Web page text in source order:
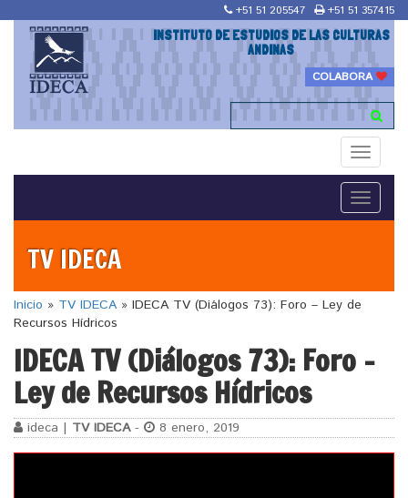
+51 51 205547 +51 51 357415
INSTITUTO DE ESTUDIOS DE LAS CULTURAS
ANDINAS
COLABORA
Toggle
Toggle
TV IDECA
Inicio » TV IDECA » IDECA TV (Diálogos 73): Foro – Ley de
Recursos Hídricos
IDECA TV (Diálogos 73): Foro –
Ley de Recursos Hídricos
ideca | TV IDECA- 8 enero, 2019